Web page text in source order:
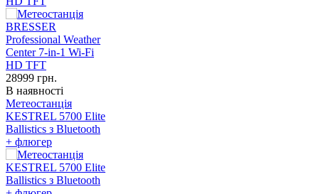
28999 грн.
В наявності
Метеостанція
KESTREL 5700 Elite
Ballistics з Bluetooth
+ флюгер